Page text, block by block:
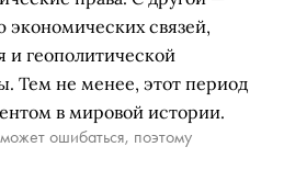
связей,
геополитической
Тем не менее, этот период
в мировой истории.
ошибаться, поэтому